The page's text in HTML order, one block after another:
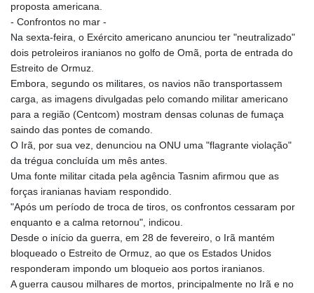
proposta americana.
- Confrontos no mar -
Na sexta-feira, o Exército americano anunciou ter "neutralizado"
dois petroleiros iranianos no golfo de Omã, porta de entrada do
Estreito de Ormuz.
Embora, segundo os militares, os navios não transportassem
carga, as imagens divulgadas pelo comando militar americano
para a região (Centcom) mostram densas colunas de fumaça
saindo das pontes de comando.
O Irã, por sua vez, denunciou na ONU uma "flagrante violação"
da trégua concluída um mês antes.
Uma fonte militar citada pela agência Tasnim afirmou que as
forças iranianas haviam respondido.
"Após um período de troca de tiros, os confrontos cessaram por
enquanto e a calma retornou", indicou.
Desde o início da guerra, em 28 de fevereiro, o Irã mantém
bloqueado o Estreito de Ormuz, ao que os Estados Unidos
responderam impondo um bloqueio aos portos iranianos.
A guerra causou milhares de mortos, principalmente no Irã e no